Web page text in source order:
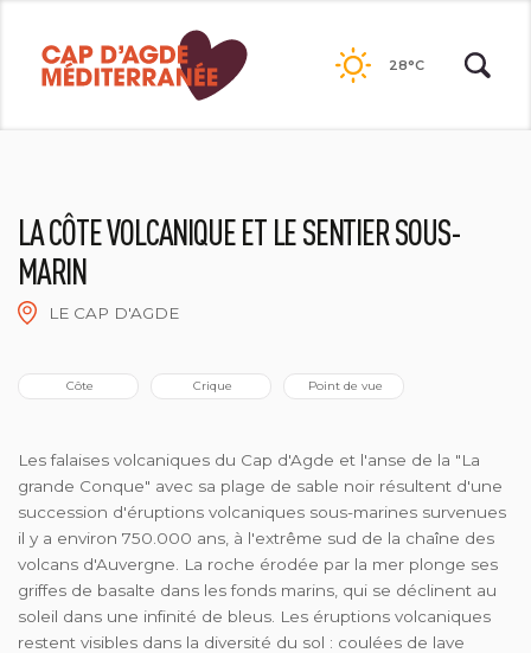
contenu
28°C
LA CÔTE VOLCANIQUE ET LE SENTIER SOUS-
MARIN
LE CAP D'AGDE
Côte Crique Point de vue
Les falaises volcaniques du Cap d'Agde et l'anse de la "La
grande Conque" avec sa plage de sable noir résultent d'une
succession d'éruptions volcaniques sous-marines survenues
il y a environ 750.000 ans, à l'extrême sud de la chaîne des
volcans d'Auvergne. La roche érodée par la mer plonge ses
griffes de basalte dans les fonds marins, qui se déclinent au
soleil dans une infinité de bleus. Les éruptions volcaniques
restent visibles dans la diversité du sol : coulées de lave